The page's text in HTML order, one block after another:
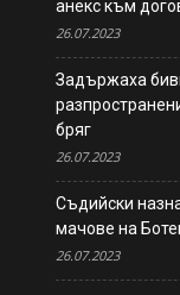
анекс към
26.07.2023
Задържаха
бряг
26.07.2023
Съдийски
мачове на
26.07.2023